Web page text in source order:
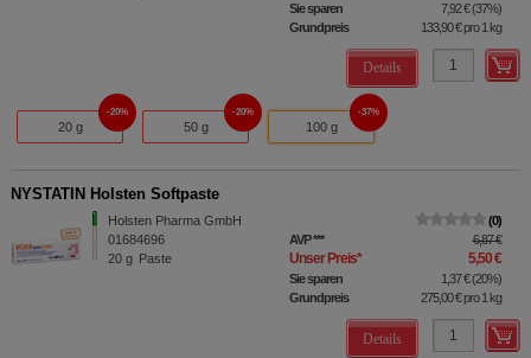
Sie sparen 7,92 €(37%)
Grundpreis
133,90 €pro 1 kg
Details
20 g
20%
50 g
20%
100 g
37%
NYSTATIN Holsten Softpaste
Holsten Pharma GmbH
01684696
20 g Paste
0
AVP*** 6,87 €
Unser Preis* 5,50 €
Sie sparen 1,37 €(20%)
Grundpreis
275,00 €pro 1 kg
Details